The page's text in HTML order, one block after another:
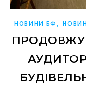
НОВИНИ БФ ,